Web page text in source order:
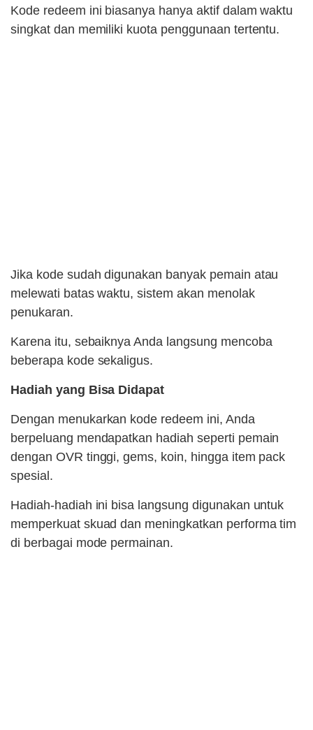
Kode redeem ini biasanya hanya aktif dalam waktu
singkat dan memiliki kuota penggunaan tertentu.
Jika kode sudah digunakan banyak pemain atau
melewati batas waktu, sistem akan menolak
penukaran.
Karena itu, sebaiknya Anda langsung mencoba
beberapa kode sekaligus.
Hadiah yang Bisa Didapat
Dengan menukarkan kode redeem ini, Anda
berpeluang mendapatkan hadiah seperti pemain
dengan OVR tinggi, gems, koin, hingga item pack
spesial.
Hadiah-hadiah ini bisa langsung digunakan untuk
memperkuat skuad dan meningkatkan performa tim
di berbagai mode permainan.